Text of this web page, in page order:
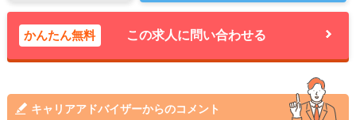
かんたん無料 この求人に問い合わせる
キャリアアドバイザーからのコメント